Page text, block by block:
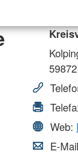
59872
Web:
E-